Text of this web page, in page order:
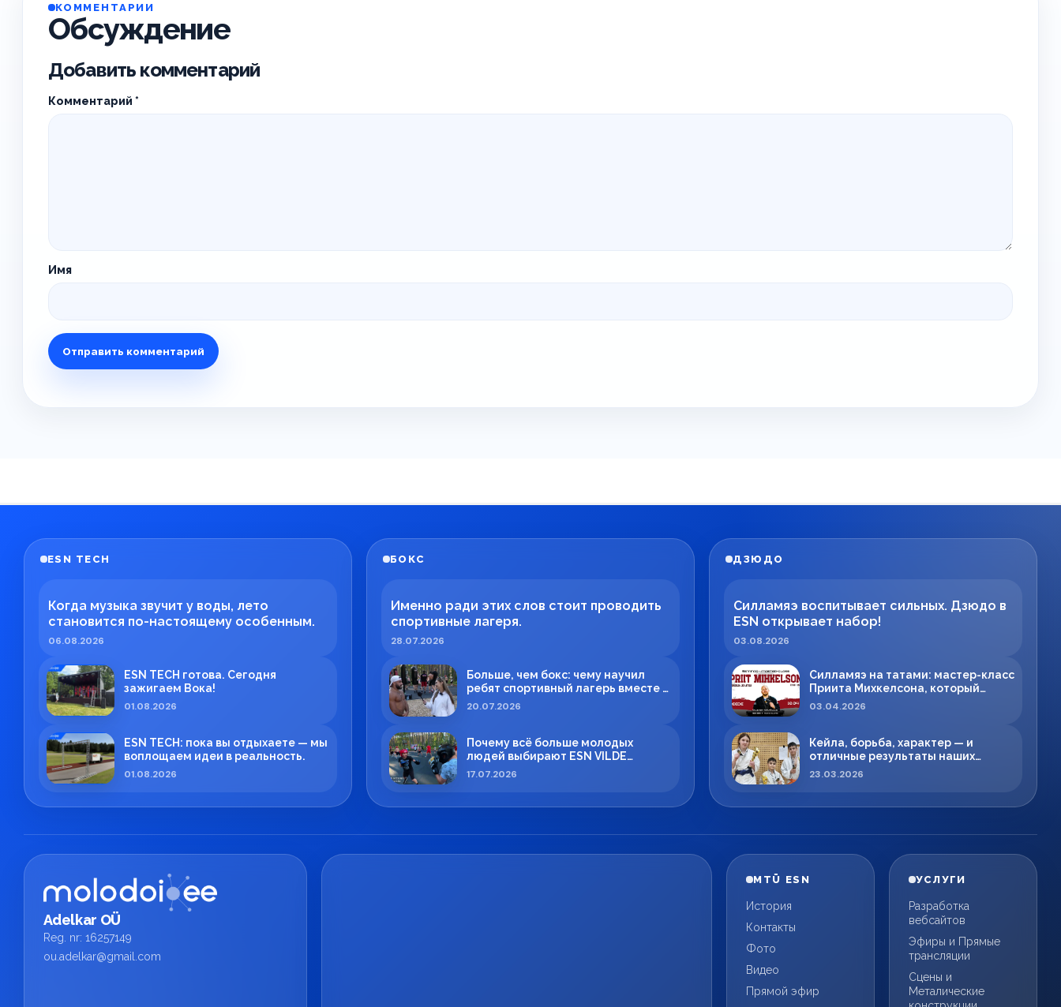
КОММЕНТАРИИ
Обсуждение
Добавить комментарий
Комментарий *
Имя
ESN TECH
Когда музыка звучит у воды, лето
становится по-настоящему особенным.
06.08.2026
ESN TECH готова. Сегодня
зажигаем Вока!
01.08.2026
ESN TECH: пока вы отдыхаете — мы
воплощаем идеи в реальность.
01.08.2026
БОКС
Именно ради этих слов стоит проводить
спортивные лагеря.
28.07.2026
Больше, чем бокс: чему научил
ребят спортивный лагерь вместе с
Максимом Вильде
20.07.2026
Почему всё больше молодых
людей выбирают ESN VILDE
BOXING в Силламяэ?
17.07.2026
ДЗЮДО
Силламяэ воспитывает сильных. Дзюдо в
ESN открывает набор!
03.08.2026
Силламяэ на татами: мастер-класс
Приита Михкелсона, который
меняет правила игры в регионе
03.04.2026
Кейла, борьба, характер — и
отличные результаты наших
спортсменов!
23.03.2026
Adelkar OÜ
Reg. nr: 16257149
ou.adelkar@gmail.com
MTÜ ESN
История
Контакты
Фото
Видео
Прямой эфир
УСЛУГИ
Разработка
вебсайтов
Эфиры и Прямые
трансляции
Сцены и
Металические